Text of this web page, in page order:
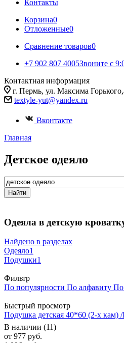
Контакты
Корзина0
Отложенные0
Сравнение товаров0
+7 902 807 4005Звоните с
Контактная информация
г. Пермь, ул. Максима
textyle-yut@yandex.ru
Вконтакте
Главная
Детское одеяло
Одеяла в детскую
Найдено в разделах
Одеяло1
Подушки1
Фильтр
По популярности По алфавиту По
Быстрый просмотр
Подушка детская 40*60 (2-х кам) /
В наличии (11)
от 977 руб.